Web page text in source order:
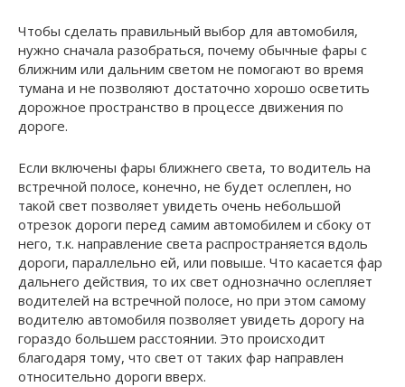
Чтобы сделать правильный выбор для автомобиля,
нужно сначала разобраться, почему обычные фары с
ближним или дальним светом не помогают во время
тумана и не позволяют достаточно хорошо осветить
дорожное пространство в процессе движения по
дороге.
Если включены фары ближнего света, то водитель на
встречной полосе, конечно, не будет ослеплен, но
такой свет позволяет увидеть очень небольшой
отрезок дороги перед самим автомобилем и сбоку от
него, т.к. направление света распространяется вдоль
дороги, параллельно ей, или повыше. Что касается фар
дальнего действия, то их свет однозначно ослепляет
водителей на встречной полосе, но при этом самому
водителю автомобиля позволяет увидеть дорогу на
гораздо большем расстоянии. Это происходит
благодаря тому, что свет от таких фар направлен
относительно дороги вверх.